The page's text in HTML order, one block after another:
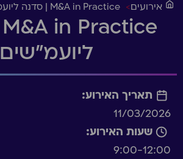
אירועים> M&A in Practice | סדנה ליועמ״שים
ליועמ״שים
תאריך האירוע:
11/03/2026
שעות האירוע:
9:00-12:00